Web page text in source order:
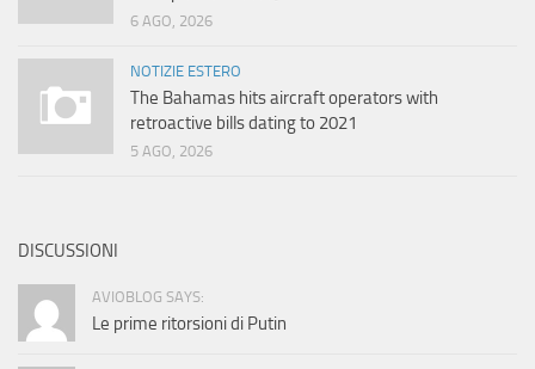
6 AGO, 2026
NOTIZIE ESTERO
The Bahamas hits aircraft operators with
retroactive bills dating to 2021
5 AGO, 2026
DISCUSSIONI
AVIOBLOG SAYS:
Le prime ritorsioni di Putin